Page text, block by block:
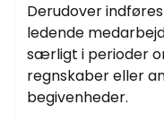
Derudover
ledende
særligt i perioder
regnskaber eller
begivenheder.